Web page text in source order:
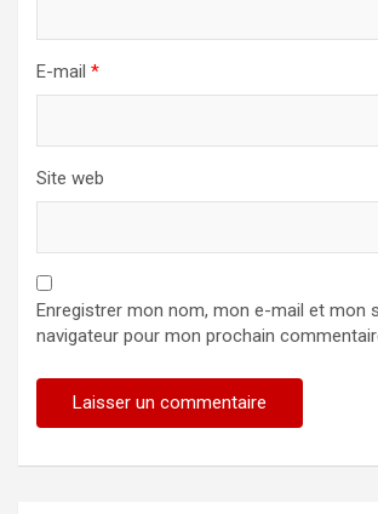
E-mail *
Site web
Enregistrer mon nom, mon e-mail et mon
navigateur pour mon prochain